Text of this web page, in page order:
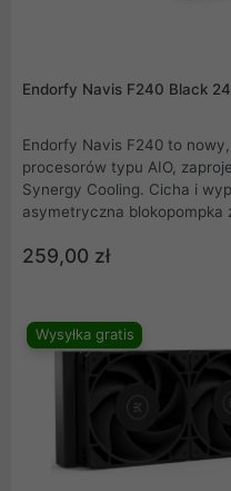
Endorfy Navis F240 Black
Endorfy Navis F240 to
procesorów typu AIO,
Synergy Cooling. Cicha i
asymetryczna blokopompka
zamontowanymi dwoma
Seria chłodzeń Navis F240
wyjątkowej wydajności,
dźwięku.
259,00 zł
Wysyłka gratis